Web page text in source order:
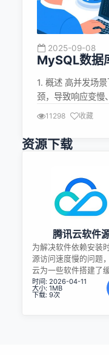
2025-09-08
MySQL数据
1. 概述 高并发场
颈，导致响应变慢
（SQL、数据库
SQL 语句及索引优
使用 EXPLAIN：
11298 收藏
资源下载
腾讯云软件
为解决软件依赖安装
源访问速度慢的问题
云为一些软件搭建了
务。您可以通过使用腾
软件源站来提升依赖
时间: 2026-04-11
大小: 1MB
下载: 9次